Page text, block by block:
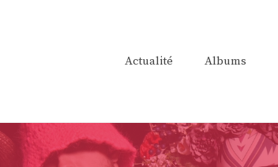
Actualité Albums